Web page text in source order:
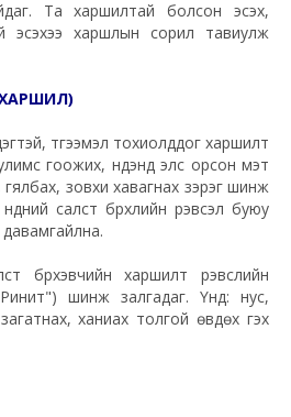
Та харшилтай болсон эсэх,
эсэхээ харшлын сорил тавиулж
түгээмэл тохиолддог харшилт
гоожих, нүдэнд элс орсон мэт
зовхи хавагнах зэрэг шинж
салст бүрхүүлийн үрэвсэл буюу
бүрхэвчийн харшилт үрэвслийн
шинж залгадаг. Үүнд: нус,
ханиах толгой өвдөх гэх